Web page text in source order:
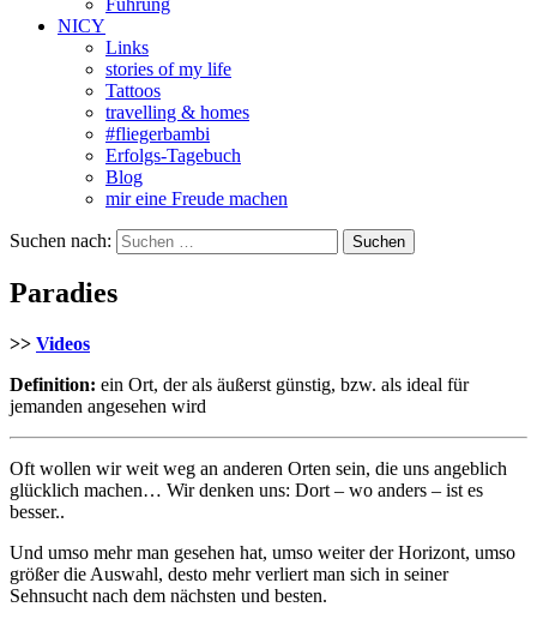
NICY
Links
stories of my life
Tattoos
travelling & homes
#fliegerbambi
Erfolgs-Tagebuch
Blog
mir eine Freude machen
Suchen nach:
Paradies
>> Videos
Definition: ein Ort, der als äußerst günstig, bzw. als ideal für
jemanden angesehen wird
Oft wollen wir weit weg an anderen Orten sein, die uns angeblich
glücklich machen… Wir denken uns: Dort – wo anders – ist es
besser..
Und umso mehr man gesehen hat, umso weiter der Horizont, umso
größer die Auswahl, desto mehr verliert man sich in seiner
Sehnsucht nach dem nächsten und besten.